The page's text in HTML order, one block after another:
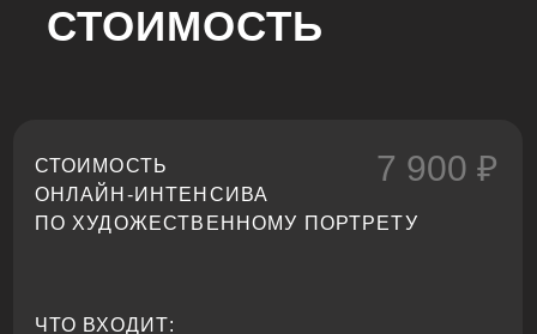
СТОИМОСТЬ
политики конфиденциальности.